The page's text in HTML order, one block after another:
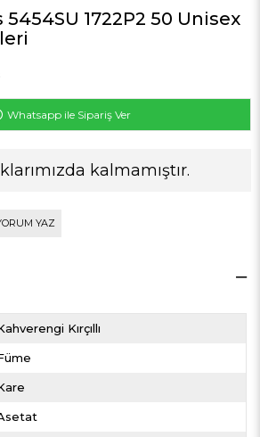
1722P2 50 Unisex
Whatsapp ile Sipariş Ver
kalmamıştır.
YAZ
Kırçıllı